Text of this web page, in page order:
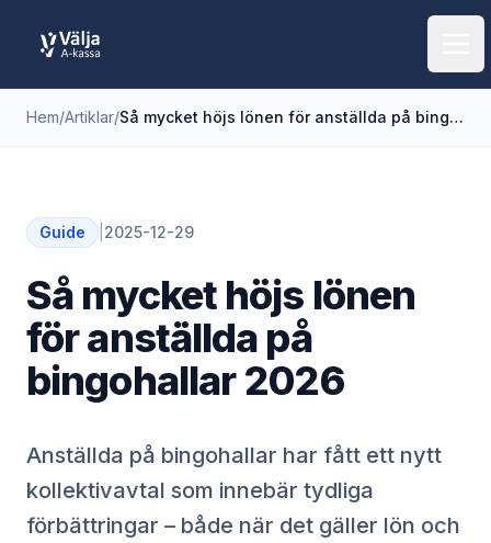
Hem/Artiklar/ Så mycket höjs lönen för anställda på bingohallar 2026
Guide 2025-12-29
Så mycket höjs lönen
för anställda på
bingohallar 2026
Anställda på bingohallar har fått ett nytt
kollektivavtal som innebär tydliga
förbättringar – både när det gäller lön och